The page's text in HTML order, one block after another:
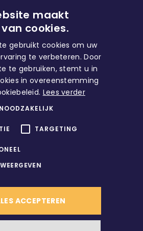
/ Alle rechten voorbehouden
maakt
cookies.
gebruikt cookies om uw
te verbeteren. Door
te gebruiken, stemt u in
in overeenstemming
Lees verder
TARGETING
ACCEPTEREN